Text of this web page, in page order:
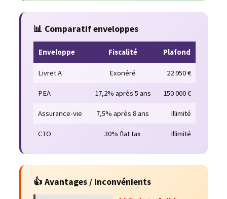
📊 Comparatif enveloppes
Enveloppe Fiscalité Plafond
Livret A Exonéré 22 950 €
PEA 17,2% après 5 ans 150 000 €
Assurance-vie 7,5% après 8 ans Illimité
CTO 30% flat tax Illimité
👍 Avantages / Inconvénients